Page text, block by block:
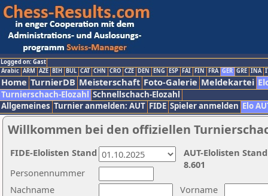
Logged on: Gast
Arabic ARM AZE BIH BUL CAT CHN CRO CZE DEN ENG ESP FAI FIN FRA GER GRE INA
Home TurnierDB Meisterschaft Foto-Galerie Meldekartei
Turnierschach-Elozahl Schnellschach-Elozahl
Allgemeines Turnier anmelden: AUT FIDE Spieler anmelden Elo
Willkommen bei den offiziellen
Nachname
Vorname
Personennummer
AUT-Elolisten
8.601
FIDE-Elolisten Stand